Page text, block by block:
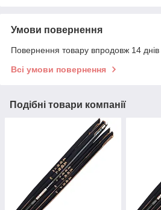
Умови повернення
Повернення товару впродовж 14
Всі умови повернення
Подібні товари компанії